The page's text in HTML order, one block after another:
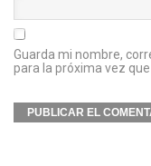
Guarda mi nombre,
para la próxima vez